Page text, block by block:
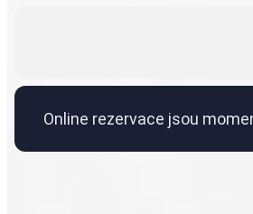
Online rezervace jsou